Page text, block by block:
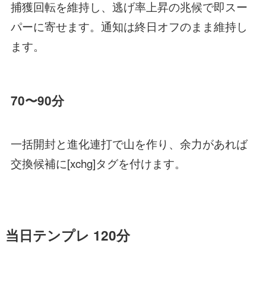
捕獲回転を維持し、逃げ率上昇の兆候で即スー
パーに寄せます。通知は終日オフのまま維持し
ます。
70〜90分
一括開封と進化連打で山を作り、余力があれば
交換候補に[xchg]タグを付けます。
当日テンプレ 120分